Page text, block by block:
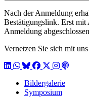
Nach der Anmeldung
Bestätigungslink. Erst
Anmeldung
Vernetzen Sie sich mit uns
LinkedIn
WhatsApp
BlueSky
Facebook
X / Twitter
Instagram
Podcast
Bildergalerie
Symposium